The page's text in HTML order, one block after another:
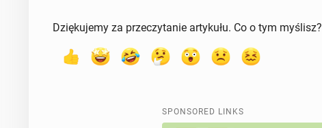
Dziękujemy za przeczytanie artykułu. Co o tym myślisz?
SPONSORED LINKS